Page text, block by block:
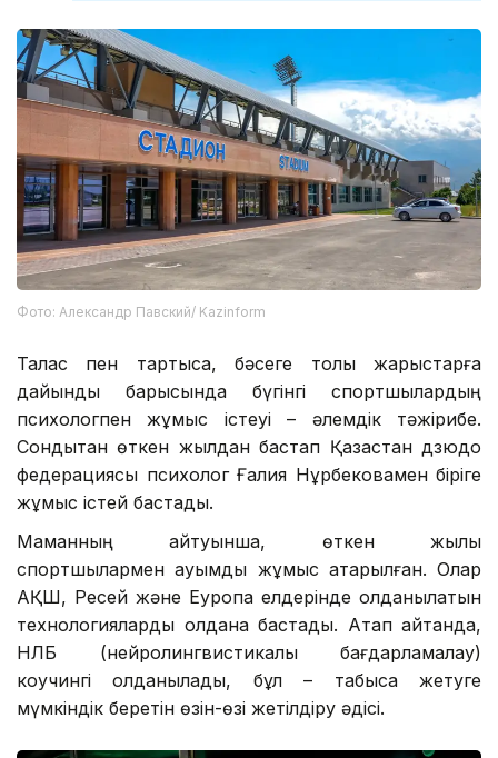
Фото: Александр Павский/ Kazinform
Талас пен тартысқа, бәсеге толы жарыстарға
дайындық барысында бүгінгі спортшылардың
психологпен жұмыс істеуі – әлемдік тәжірибе.
Сондықтан өткен жылдан бастап Қазақстан дзюдо
федерациясы психолог Ғалия Нұрбековамен біріге
жұмыс істей бастады.
Маманның айтуынша, өткен жылы
спортшылармен ауқымды жұмыс атқарылған. Олар
АҚШ, Ресей және Еуропа елдерінде қолданылатын
технологияларды қолдана бастады. Атап айтқанда,
НЛБ (нейролингвистикалық бағдарламалау)
коучингі қолданылады, бұл – табысқа жетуге
мүмкіндік беретін өзін-өзі жетілдіру әдісі.